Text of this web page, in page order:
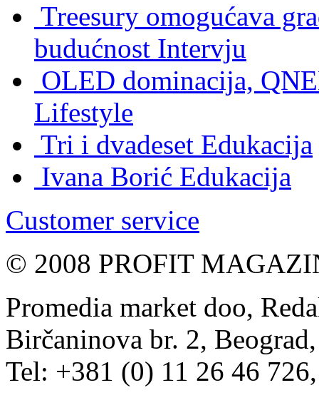
Treesury omogućava
budućnost Intervju
OLED dominacija,
Lifestyle
Tri i dvadeset Edukacija
Ivana Borić Edukacija
Customer service
© 2008 PROFIT
Promedia market doo,
Birčaninova br. 2,
Tel: +381 (0) 11 26 46